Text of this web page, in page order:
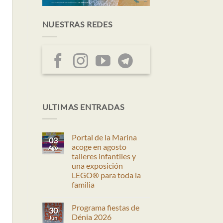
NUESTRAS REDES
ULTIMAS ENTRADAS
03
Ago
Portal de la Marina
acoge en agosto
talleres infantiles y
una exposición
LEGO® para toda la
familia
comentarios
en
Portal
30
Jun
Programa fiestas de
Dénia 2026